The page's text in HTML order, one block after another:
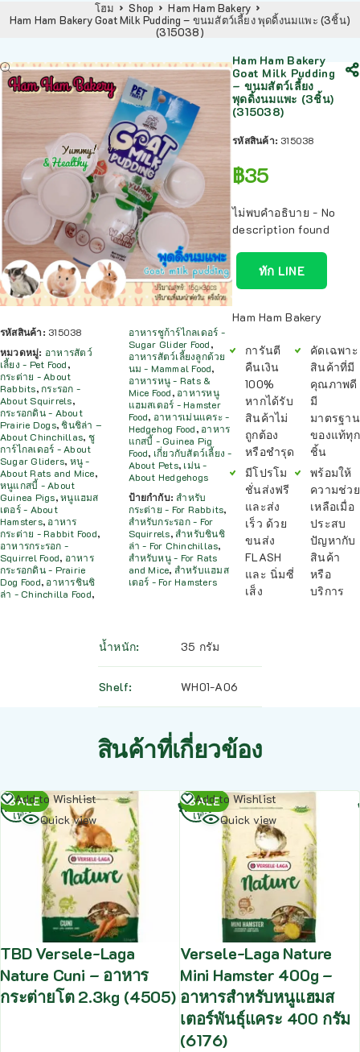
โฮม Shop
Ham Ham Bakery
Ham Ham Bakery Goat Milk Pudding – ขนมสัตว์เลี้ยง พุดดิ้งนมแพะ (3ชิ้น)
(315038)
รหัสสินค้า: 315038
หมวดหมู่: อาหารสัตว์
เลี้ยง - Pet Food,
กระต่าย - About
Rabbits, กระรอก -
About Squirrels,
กระรอกดิน - About
Prairie Dogs,ชินชิล่า –
About Chinchillas, ชู
การ์ไกลเดอร์ - About
Sugar Gliders, หนู -
About Rats and Mice,
หนูแกสบี้ - About
Guinea Pigs,หนูแฮมส
เตอร์ - About
Hamsters, อาหาร
กระต่าย - Rabbit Food,
อาหารกระรอก -
Squirrel Food, อาหาร
กระรอกดิน - Prairie
Dog Food, อาหารชินชิ
ล่า - Chinchilla Food,
อาหารชูก้าร์ไกลเดอร์ -
Sugar Glider Food,
อาหารสัตว์เลี้ยงลูกด้วย
นม - Mammal Food,
อาหารหนู - Rats &
Mice Food, อาหารหนู
แฮมสเตอร์ - Hamster
Food, อาหารเม่นแคระ -
Hedgehog Food, อาหาร
แกสบี้ - Guinea Pig
Food, เกี่ยวกับสัตว์เลี้ยง -
About Pets, เม่น -
About Hedgehogs
ป้ายกำกับ:สำหรับ
กระต่าย - For Rabbits,
สำหรับกระรอก - For
Squirrels,สำหรับชินชิ
ล่า - For Chinchillas,
สำหรับหนู - For Rats
and Mice, สำหรับแฮมส
เตอร์ - For Hamsters
Ham Ham Bakery
Goat Milk Pudding
– ขนมสัตว์เลี้ยง
พุดดิ้งนมแพะ (3ชิ้น)
(315038)
รหัสสินค้า: 315038
฿35
ไม่พบคำอธิบาย - No
description found
ทัก LINE
Ham Ham Bakery
การันตี
คืนเงิน
100%
หากได้รับ
สินค้าไม่
ถูกต้อง
หรือชำรุด
มีโปรโม
ชั่นส่งฟรี
และส่ง
เร็ว ด้วย
ขนส่ง
FLASH
และ นิ่มซี่
เส็ง
คัดเฉพาะ
สินค้าที่มี
คุณภาพดี
มี
มาตรฐาน
ของแท้ทุก
ชิ้น
พร้อมให้
ความช่วย
เหลือเมื่อ
ประสบ
ปัญหากับ
สินค้า
หรือ
บริการ
น้ำหนัก 35 กรัม
Shelf WH01-A06
สินค้าที่เกี่ยวข้อง
SALE
Add to Wishlist
Quick view
TBD Versele-Laga
Nature Cuni – อาหาร
กระต่ายโต 2.3kg (4505)
อ่าน
เพิ่ม
SALE
Add to Wishlist
Quick view
Versele-Laga Nature
Mini Hamster 400g –
อาหารสำหรับหนูแฮมส
เตอร์พันธุ์แคระ 400 กรัม
(6176)
อ่าน
เพิ่ม